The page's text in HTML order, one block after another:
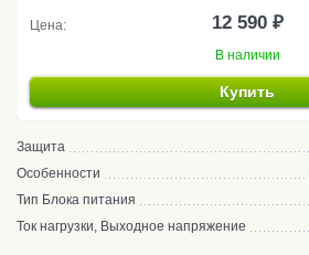
Цена: 12 590 ₽
В наличии
Купить
Защита
Особенности
Тип Блока питания
Ток нагрузки, Выходное напряжение